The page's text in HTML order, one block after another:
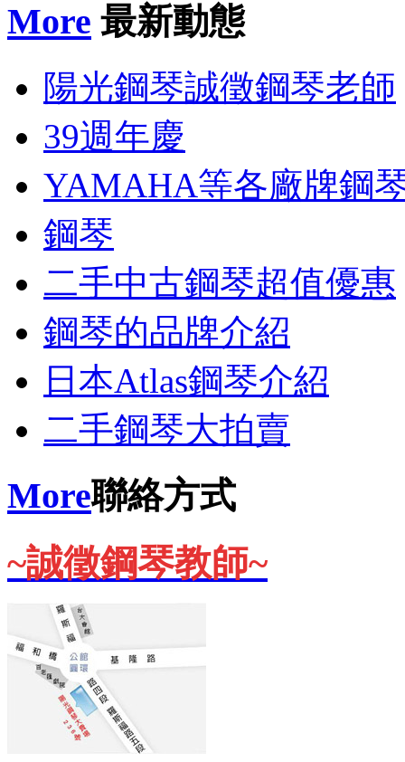
More 最新動態
陽光鋼琴誠徵鋼琴老師
39週年慶
YAMAHA等各廠牌鋼
鋼琴
二手中古鋼琴超值優惠
鋼琴的品牌介紹
日本Atlas鋼琴介紹
二手鋼琴大拍賣
More聯絡方式
~誠徵鋼琴教師~